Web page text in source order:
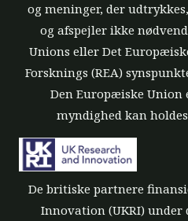
og meninger, der
og afspejler ikke
Unions eller Det
Forsknings (REA)
Den Europæiske Union
myndighed kan
De britiske partnere
Innovation (UKRI) under